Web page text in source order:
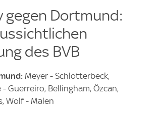
gegen Dortmund:
des BVB
Meyer - Schlotterbeck,
- Guerreiro, Bellingham, Özcan,
Wolf - Malen